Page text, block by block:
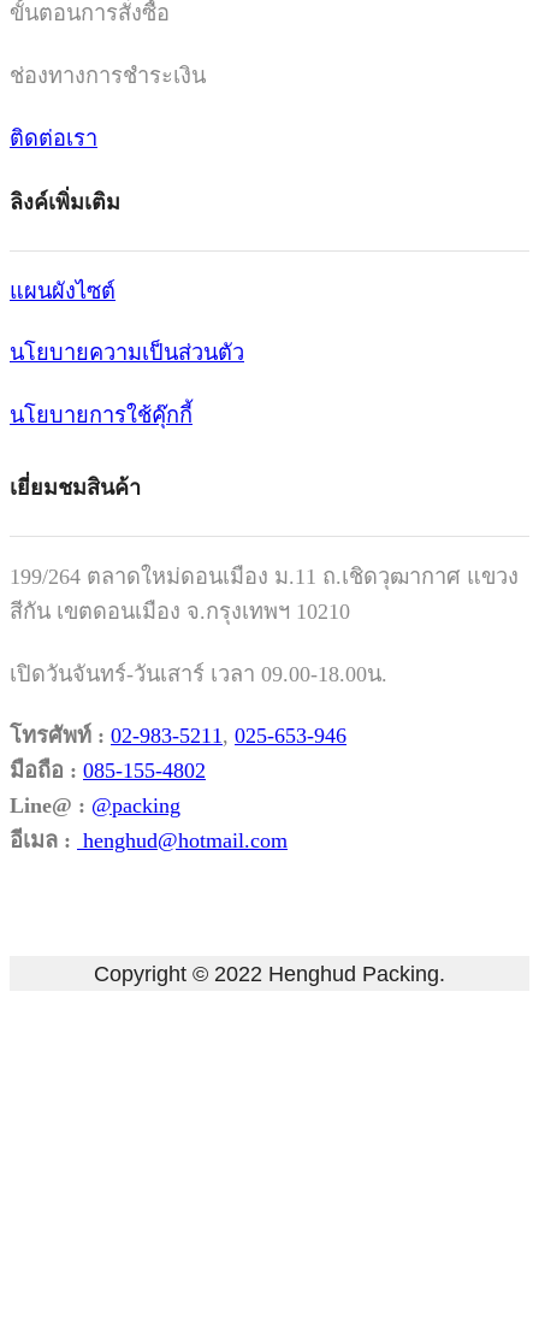
ขั้นตอนการสั่งซื้อ
ช่องทางการชำระเงิน
ติดต่อเรา
ลิงค์เพิ่มเติม
แผนผังไซต์
นโยบายความเป็นส่วนตัว
นโยบายการใช้คุ๊กกี้
เยี่ยมชมสินค้า
199/264 ตลาดใหม่ดอนเมือง ม.11 ถ.เชิดวุฒากาศ แขวง
สีกัน เขตดอนเมือง จ.กรุงเทพฯ 10210
เปิดวันจันทร์-วันเสาร์ เวลา 09.00-18.00น.
โทรศัพท์ : 02-983-5211, 025-653-946
มือถือ : 085-155-4802
Line@ : @packing
อีเมล : henghud@hotmail.com
Copyright © 2022 Henghud Packing.